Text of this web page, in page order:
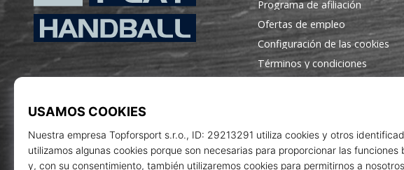
WePlayHandball.es
Programa de afiliación
Ofertas de empleo
Configuración de las cookies
Términos y condiciones